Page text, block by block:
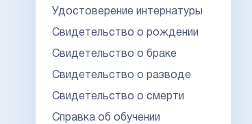
Удостоверение интернатуры
Свидетельство о рождении
Свидетельство о браке
Свидетельство о разводе
Свидетельство о смерти
Справка об обучении